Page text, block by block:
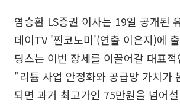
염승환 LS증권 이사는 19일 공개된
데이TV '찐코노미'(연출 이은지)에
딩스는 이번 장세를 이끌어갈 대표
"리튬 사업 안정화와 공급망 가치가
되면 과거 최고가인 75만원을 넘어